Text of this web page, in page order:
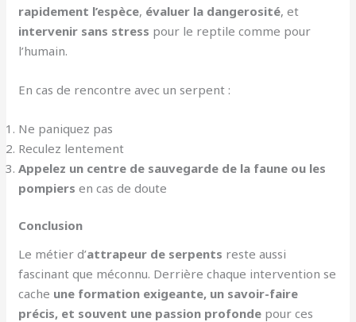
rapidement l’espèce, évaluer la dangerosité, et
intervenir sans stress pour le reptile comme pour
l’humain.
En cas de rencontre avec un serpent :
Ne paniquez pas
Reculez lentement
Appelez un centre de sauvegarde de la faune ou les
pompiers en cas de doute
Conclusion
Le métier d’attrapeur de serpents reste aussi
fascinant que méconnu. Derrière chaque intervention se
cache une formation exigeante, un savoir-faire
précis, et souvent une passion profonde pour ces